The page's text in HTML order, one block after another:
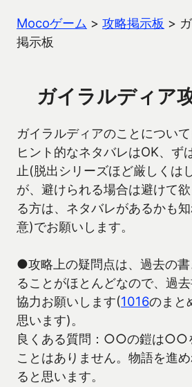
Mocoゲーム > 攻略掲示板 >
掲示板
ガイラルディア
ガイラルディアのことについ
ヒント的なネタバレはOK、ず
止(脱出シリーズほど厳しくは
が、避けられる場合は避けて
る方は、ネタバレがあるかも
意)でお願いします。
●攻略上の疑問点は、過去の書
ることがほとんどなので、過
協力お願いします(1016のまと
思います)。
良くある質問：○○の鎧は○○
ことはありません。物語を進
ると思います。